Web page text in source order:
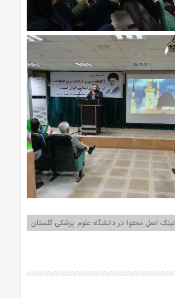
لینک اصل محتوا در دانشگاه علوم پزشکی گلستان